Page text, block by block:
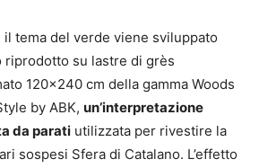
il tema del verde viene sviluppato
riprodotto su lastre di grès
120×240 cm della gamma Woods
by ABK, un’interpretazione
da parati utilizzata per rivestire la
sospesi Sfera di Catalano. L’effetto